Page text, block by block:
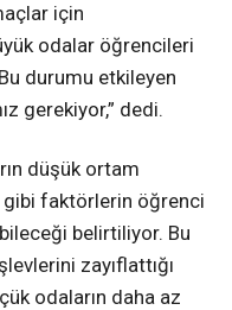
için
odalar öğrencileri
durumu etkileyen
gerekiyor,” dedi.
düşük ortam
gibi faktörlerin öğrenci
belirtiliyor. Bu
zayıflattığı
odaların daha az